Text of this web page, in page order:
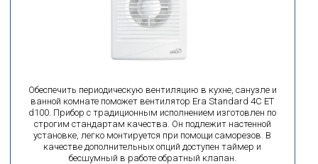
Обеспечить периодическую вентиляцию в кухне, санузле и
ванной комнате поможет вентилятор Era Standard 4C ET
d100. Прибор с традиционным исполнением изготовлен по
строгим стандартам качества. Он подлежит настенной
установке, легко монтируется при помощи саморезов. В
качестве дополнительных опций доступен таймер и
бесшумный в работе обратный клапан.